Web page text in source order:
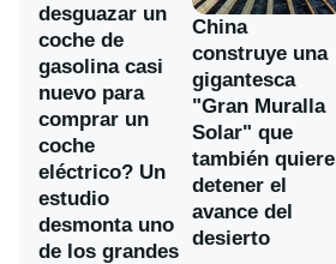
desguazar un
coche de
gasolina casi
nuevo para
comprar un
coche
eléctrico? Un
estudio
desmonta uno
de los grandes
China
construye una
gigantesca
"Gran Muralla
Solar" que
también quiere
detener el
avance del
desierto